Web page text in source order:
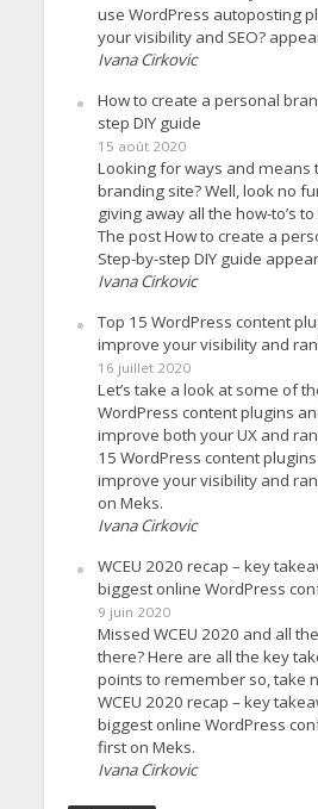
use WordPress autoposting
your visibility and SEO?
Ivana Cirkovic
How to create a personal
step DIY guide
15 août 2020
Looking for ways and means
branding site? Well, look no
giving away all the how-to’s
The post How to create a
Step-by-step DIY guide
Ivana Cirkovic
Top 15 WordPress content
improve your visibility and
16 juillet 2020
Let’s take a look at some of
WordPress content plugins
improve both your UX and
15 WordPress content
improve your visibility and
on Meks.
Ivana Cirkovic
WCEU 2020 recap – key
biggest online WordPress
9 juin 2020
Missed WCEU 2020 and all
there? Here are all the key
points to remember so, take
WCEU 2020 recap – key
biggest online WordPress
first on Meks.
Ivana Cirkovic